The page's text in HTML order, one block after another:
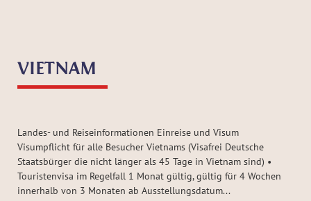
VIETNAM
Landes- und Reiseinformationen Einreise und Visum
Visumpflicht für alle Besucher Vietnams (Visafrei Deutsche
Staatsbürger die nicht länger als 45 Tage in Vietnam sind) •
Touristenvisa im Regelfall 1 Monat gültig, gültig für 4 Wochen
innerhalb von 3 Monaten ab Ausstellungsdatum...